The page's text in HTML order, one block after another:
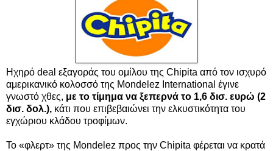
Ηχηρό deal εξαγοράς του ομίλου της Chipita από τον ισχυρό
αμερικανικό κολοσσό της Mondelez International έγινε
γνωστό χθες, με το τίμημα να ξεπερνά το 1,6 δισ. ευρώ (2
δισ. δολ.), κάτι που επιβεβαιώνει την ελκυστικότητα του
εγχώριου κλάδου τροφίμων.
Το «φλερτ» της Mondelez προς την Chipita φέρεται να κρατά